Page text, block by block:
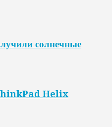
солнечные
Helix